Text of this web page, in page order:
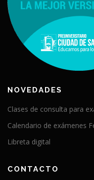
NOVEDADES
Clases de consulta para
Calendario de exámenes
Libreta digital
CONTACTO